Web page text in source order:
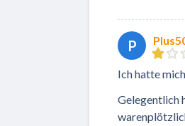
P
Ich hatte
Gelegentlich